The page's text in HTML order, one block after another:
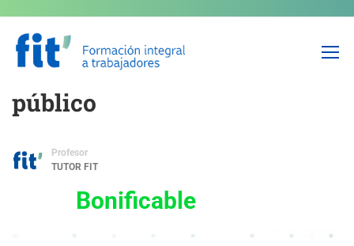
Marketing digital – Crea,
gestiona y conecta con tu
público
Profesor
TUTOR FIT
Bonificable